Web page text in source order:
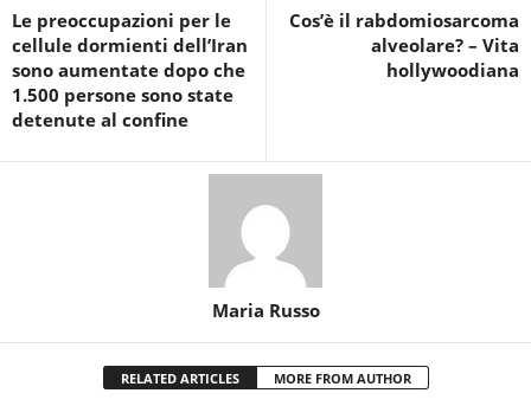
Le preoccupazioni per le
cellule dormienti dell’Iran
sono aumentate dopo che
1.500 persone sono state
detenute al confine
Cos’è il rabdomiosarcoma
alveolare? – Vita
hollywoodiana
Maria Russo
RELATED ARTICLES MORE FROM AUTHOR